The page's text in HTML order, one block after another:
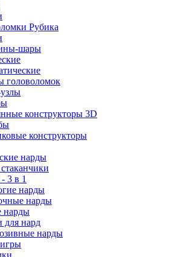
Рубика
шары
головоломок
конструкторы 3D
конструкторы
нарды
3 в 1
нарды
нарды
нарды
нард
нарды